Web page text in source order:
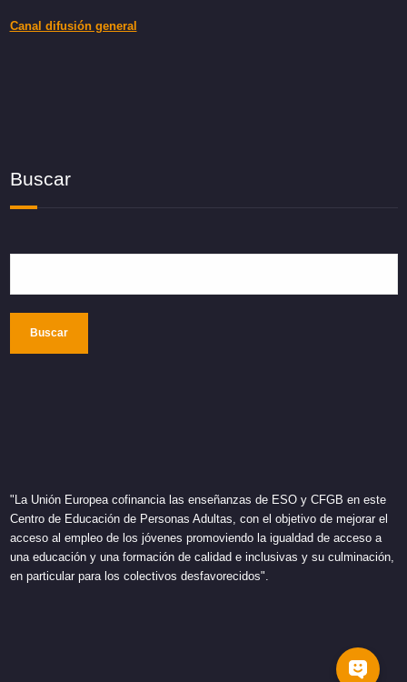
Canal difusión general
Buscar
Buscar
"La Unión Europea cofinancia las enseñanzas de ESO y CFGB en este
Centro de Educación de Personas Adultas, con el objetivo de mejorar el
acceso al empleo de los jóvenes promoviendo la igualdad de acceso a
una educación y una formación de calidad e inclusivas y su culminación,
en particular para los colectivos desfavorecidos".